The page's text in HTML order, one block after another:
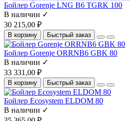
Бойлер Gorenje LNG B6 TGRK 100
В наличии ✓
30 215,00 ₽
В корзину Быстрый заказ
Бойлер Gorenje ORRNB6 GBK 80
В наличии ✓
33 331,00 ₽
В корзину Быстрый заказ
Бойлер Ecosystem ELDOM 80
В наличии ✓